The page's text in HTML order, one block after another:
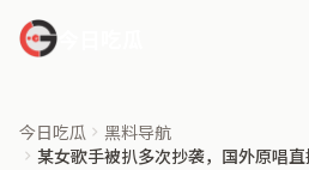
今日吃瓜
黑料导航
某女歌手被扒多次抄袭，国外原唱